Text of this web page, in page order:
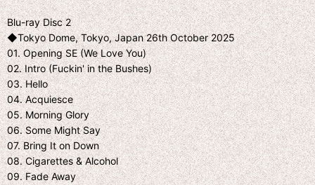
Blu-ray Disc 2
◆Tokyo Dome, Tokyo, Japan 26th October 2025
01. Opening SE (We Love You)
02. Intro (Fuckin' in the Bushes)
03. Hello
04. Acquiesce
05. Morning Glory
06. Some Might Say
07. Bring It on Down
08. Cigarettes & Alcohol
09. Fade Away